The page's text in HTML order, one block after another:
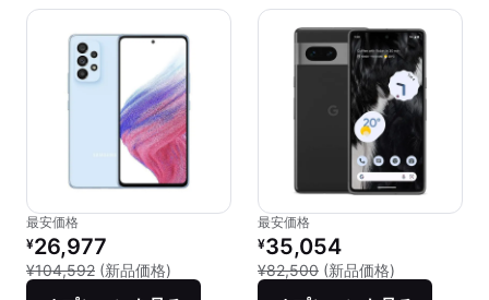
最安価格
リファービッシュ品の価格：
¥26,977
¥104,592 (新品価格) 新品との比較：¥104,592
最安価格
リファービッシュ品の価格：
¥35,054
¥82,500 (新品価格)